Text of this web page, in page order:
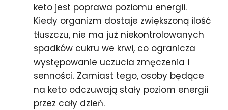
keto jest poprawa poziomu energii.
Kiedy organizm dostaje zwiększoną ilość
tłuszczu, nie ma już niekontrolowanych
spadków cukru we krwi, co ogranicza
występowanie uczucia zmęczenia i
senności. Zamiast tego, osoby będące
na keto odczuwają stały poziom energii
przez cały dzień.